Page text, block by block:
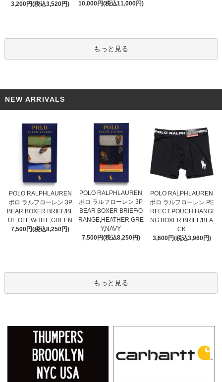
3,200円(税込3,520円)
10,000円(税込11,000円)
もっと見る
NEW ARRIVALS
POLO RALPHLAUREN
ポロ ラルフローレン 3P
BEAR BOXER BRIEF/BL
UE,OFF WHITE,GREEN
7,500円(税込8,250円)
POLO RALPHLAUREN
ポロ ラルフローレン 3P
BEAR BOXER BRIEF/O
RANGE,HEATHER GRE
Y,NAVY
7,500円(税込8,250円)
POLO RALPHLAUREN
ポロ ラルフローレン PE
RFECT POUCH HANGI
NG BOXER BRIEF/BLA
CK
3,600円(税込3,960円)
もっと見る